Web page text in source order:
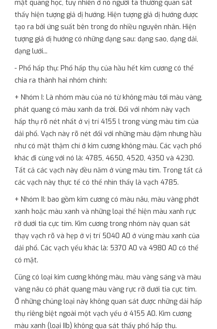
mặt quang học, tuy nhiên ở nó người ta thường quan sát
thấy hiện tượng giả dị hướng. Hiện tượng giả dị hướng được
tạo ra bởi ứng suất bên trong do nhiều nguyên nhân. Hiện
tượng giả dị hướng có những dạng sau: dạng sao, dạng dải,
dạng lưới...
- Phổ hấp thụ: Phổ hấp thụ của hầu hết kim cương có thể
chia ra thành hai nhóm chính:
+ Nhóm I: Là nhóm màu của nó từ không màu tới màu vàng,
phát quang có màu xanh da trời. Đối với nhóm này vạch
hấp thụ rõ nét nhất ở vị trí 4155 l trong vùng màu tím của
dải phổ. Vạch này rõ nét đối với những màu đậm nhưng hầu
như có mặt thậm chí ở kim cương không màu. Các vạch phổ
khác đi cùng với nó là: 4785, 4650, 4520, 4350 và 4230.
Tất cả các vạch này đều năm ở vùng màu tím. Trong tất cả
các vạch này thực tế có thể nhìn thấy là vạch 4785.
+ Nhóm II: bao gồm kim cương có màu nâu, màu vàng phớt
xanh hoặc màu xanh và những loại thể hiện màu xanh rực
rỡ dưới tia cực tím. Kim cương trong nhóm này quan sát
thạy vạch rõ và hẹp ở vị trí 5040 A0 ở vùng màu xanh của
dải phổ. Các vạch yếu khác là: 5370 A0 và 4980 A0 có thể
có mặt.
Cũng có loại kim cương không màu, màu vàng sáng và màu
vàng nâu có phát quang màu vàng rực rỡ dưới tia cực tím.
Ở những chủng loại này không quan sát được những dải hấp
thụ riêng biệt ngoài một vạch yếu ở 4155 A0. Kim cương
màu xanh (loại IIb) không qua sát thấy phổ hấp thụ.